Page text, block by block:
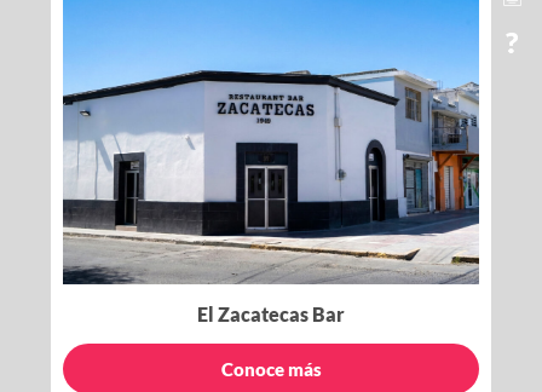
El Zacatecas Bar
Conoce más